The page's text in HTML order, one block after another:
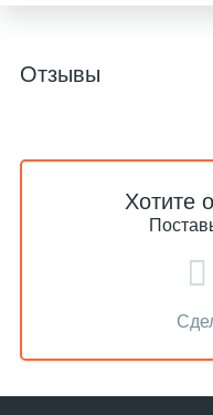
Отзывы
Хотите